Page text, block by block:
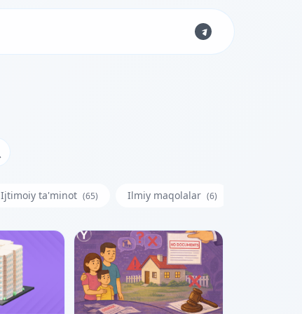
Ijtimoiy ta'minot (65) Ilmiy maqolalar (6)